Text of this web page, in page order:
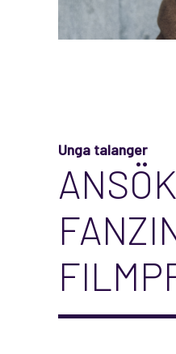
Unga talanger